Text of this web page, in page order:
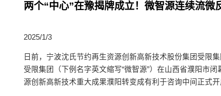
两个“中心”在豫揭牌成立！微智源连续流微
2025/1/3
日前，宁波沈氏节约再生资源创新高新技术股份集团受限
受限集团（下例名字英文缩写“微智源”）在山西省濮阳市
源创新高新技术重大成果濮阳转变成有利于咨询中间正式开